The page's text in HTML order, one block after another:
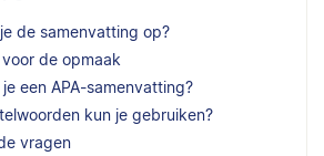
de samenvatting op?
de opmaak
een APA-samenvatting?
kun je gebruiken?
vragen